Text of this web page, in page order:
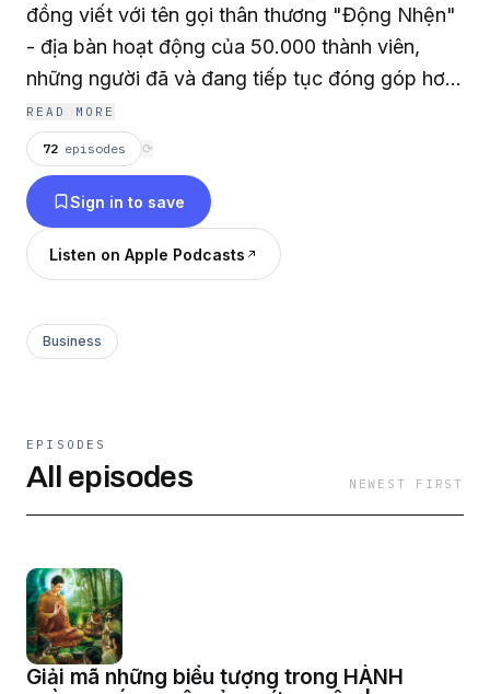
đồng viết với tên gọi thân thương "Động Nhện"
- địa bàn hoạt động của 50.000 thành viên,
những người đã và đang tiếp tục đóng góp hơn
40.000 bài viết tại website spiderum.com
READ MORE
72 episodes ⟳
Sign in to save
Listen on Apple Podcasts
Business
EPISODES
All episodes NEWEST FIRST
Giải mã những biểu tượng trong HÀNH